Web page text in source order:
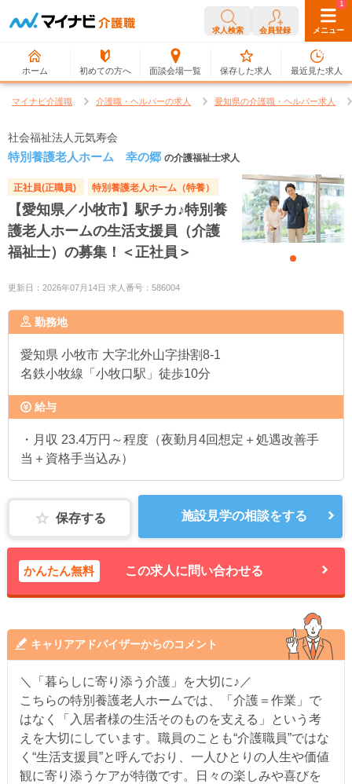
求人検索 会員登録 メニュー
ホーム 初めての方へ 面談会場一覧
0
保存した求人
1
最近見た求人
マイナビ介護職 介護職・ヘルパーの求人 愛知県の介護職・ヘルパー求人
社会福祉法人元気寿会
特別養護老人ホーム 幸の郷 の介護福祉士求人
正社員(正職員) 特別養護老人ホーム（特養）
【愛知県／小牧市】駅チカ♪特別養
護老人ホームの生活支援員（介護
福祉士）の募集！＜正社員＞
更新日：2026年07月14日 求人番号：586004
勤務地
愛知県 小牧市 大字北外山字掛割8-1
名鉄小牧線「小牧口駅」徒歩10分
給与
・月収 23.4万円～程度（夜勤月4回想定＋処遇改善手
当＋資格手当込み）
保存する 施設見学の相談をする
かんたん無料 この求人に問い合わせる
キャリアアドバイザーからのコメント
＼「暮らしに寄り添う介護」を大切に♪／
こちらの特別養護老人ホームでは、「介護＝作業」で
はなく「入居者様の生活そのものを支える」という考
えを大切にしています。職員のことも“介護職員”ではな
く“生活支援員”と呼んでおり、一人ひとりの人生や価値
観に寄り添うケアが特徴です。日々の楽しみや喜びを